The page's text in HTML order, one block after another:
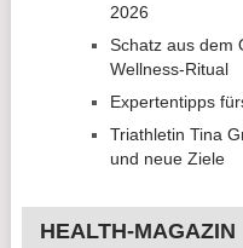
2026
Schatz aus dem
Wellness-Ritual
Expertentipps
Triathletin Tina
und neue Ziele
HEALTH-MAGAZIN